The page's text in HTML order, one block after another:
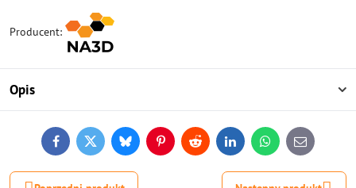
Producent:
Opis
FacebookTwitterBlueskyPinterestReddit LinkedInWhatsApp
E-
mail